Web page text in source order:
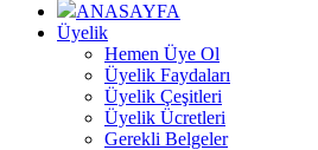
ANASAYFA
Üyelik
Hemen Üye Ol
Üyelik Faydaları
Üyelik Çeşitleri
Üyelik Ücretleri
Gerekli Belgeler